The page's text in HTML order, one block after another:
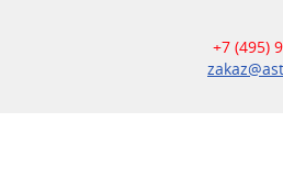
+7 (495)